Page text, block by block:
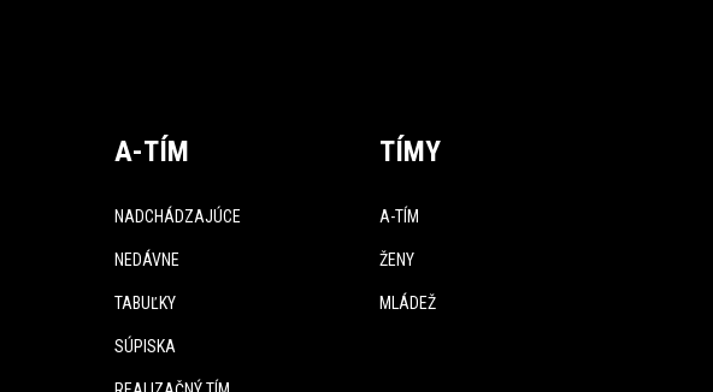
A-TÍM
NADCHÁDZAJÚCE
NEDÁVNE
TABUĽKY
SÚPISKA
TÍMY
A-TÍM
ŽENY
MLÁDEŽ